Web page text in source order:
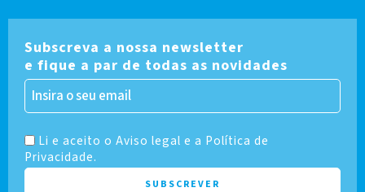
Subscreva a nossa newsletter
e fique a par de todas as novidades
Li e aceito o Aviso legal e a Política de
Privacidade.